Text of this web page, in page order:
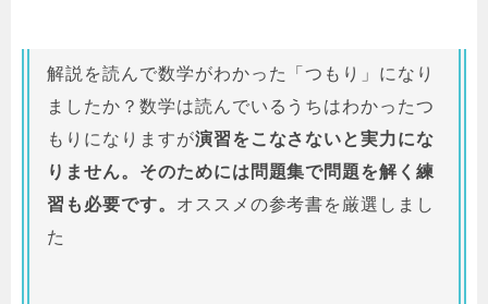
解説を読んで数学がわかった「つもり」になり
ましたか？数学は読んでいるうちはわかったつ
もりになりますが演習をこなさないと実力にな
りません。そのためには問題集で問題を解く練
習も必要です。 オススメの参考書を厳選しまし
た